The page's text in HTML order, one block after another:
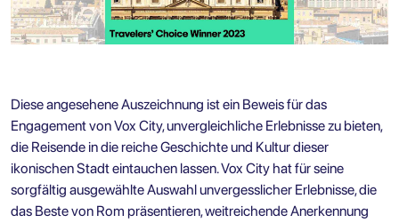
Diese angesehene Auszeichnung ist ein Beweis für das
Engagement von Vox City, unvergleichliche Erlebnisse zu bieten,
die Reisende in die reiche Geschichte und Kultur dieser
ikonischen Stadt eintauchen lassen. Vox City hat für seine
sorgfältig ausgewählte Auswahl unvergesslicher Erlebnisse, die
das Beste von Rom präsentieren, weitreichende Anerkennung